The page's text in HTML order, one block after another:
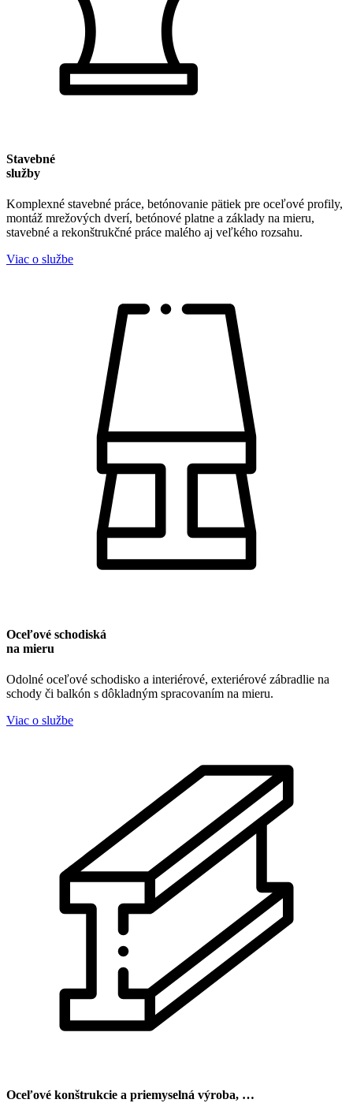
Stavebné
služby
Komplexné stavebné práce, betónovanie pätiek pre oceľové profily,
montáž mrežových dverí, betónové platne a základy na mieru,
stavebné a rekonštrukčné práce malého aj veľkého rozsahu.
Viac o službe
Oceľové schodiská
na mieru
Odolné oceľové schodisko a interiérové, exteriérové zábradlie na
schody či balkón s dôkladným spracovaním na mieru.
Viac o službe
Oceľové konštrukcie a priemyselná výroba, …